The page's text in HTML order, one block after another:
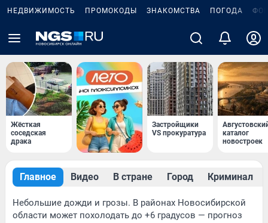
НЕДВИЖИМОСТЬ ПРОМОКОДЫ ЗНАКОМСТВА ПОГОДА
Жёсткая
соседская
драка
Застройщики
VS прокуратура
каталог
новостроек
Главное Видео В стране Город Криминал
Небольшие дожди и грозы. В районах Новосибирской
области может похолодать до +6 градусов — прогноз